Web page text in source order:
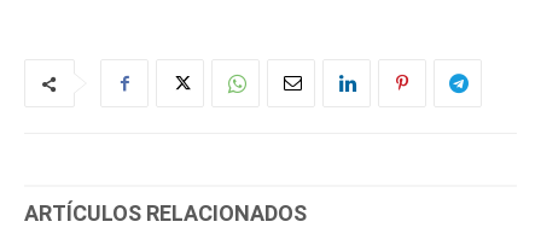
ARTÍCULOS RELACIONADOS